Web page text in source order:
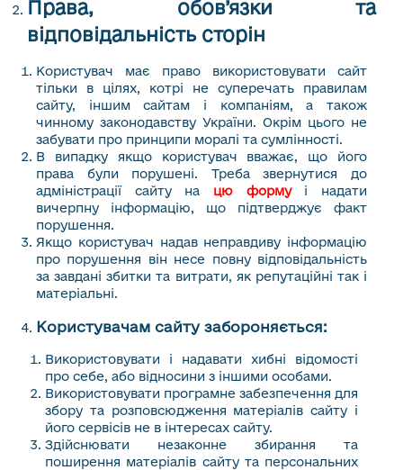
Права, обов’язки та
відповідальність сторін
Користувач має право використовувати сайт
тільки в цілях, котрі не суперечать правилам
сайту, іншим сайтам і компаніям, а також
чинному законодавству України. Окрім цього не
забувати про принципи моралі та сумлінності.
В випадку якщо користувач вважає, що його
права були порушені. Треба звернутися до
адміністрації сайту на цю формуі надати
вичерпну інформацію, що підтверджує факт
порушення.
Якщо користувач надав неправдиву інформацію
про порушення він несе повну відповідальність
за завдані збитки та витрати, як репутаційні так і
матеріальні.
Користувачам сайту забороняється:
Використовувати і надавати хибні відомості
про себе, або відносини з іншими особами.
Використовувати програмне забезпечення для
збору та розповсюдження матеріалів сайту і
його сервісів не в інтересах сайту.
Здійснювати незаконне збирання та
поширення матеріалів сайту та персональних